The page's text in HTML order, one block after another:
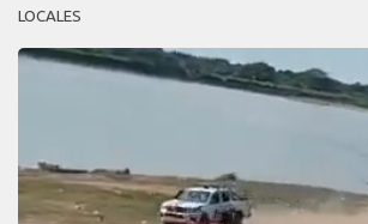
LOCALES